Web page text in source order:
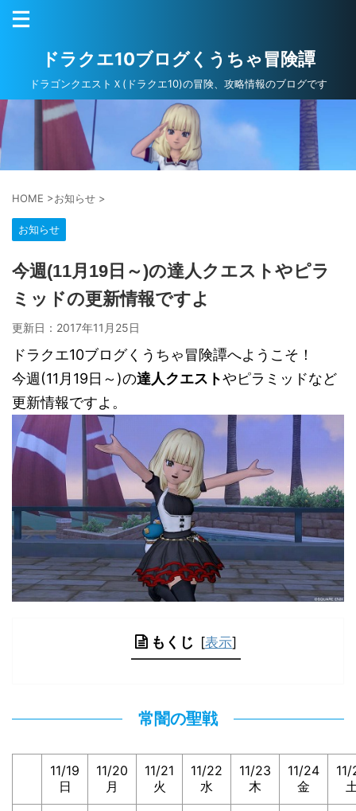
ドラクエ10ブログくうちゃ冒険譚
ドラゴンクエストＸ(ドラクエ10)の冒険、攻略情報のブログです
HOME >お知らせ >
お知らせ
今週(11月19日～)の達人クエストやピラ
ミッドの更新情報ですよ
更新日： 2017年11月25日
ドラクエ10ブログくうちゃ冒険譚へようこそ！
今週(11月19日～)の達人クエストやピラミッドなど
更新情報ですよ。
もくじ [表示]
常闇の聖戦
11/19
日
11/20
月
11/21
火
11/22
水
11/23
木
11/24
金